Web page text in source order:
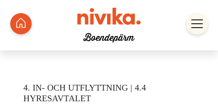
4. IN- OCH UTFLYTTNING | 4.4
HYRESAVTALET